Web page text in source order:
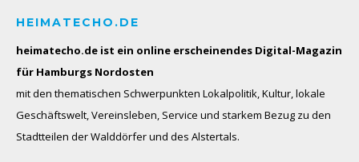
HEIMATECHO.DE
heimatecho.de ist ein online erscheinendes Digital-Magazin
für Hamburgs Nordosten
mit den thematischen Schwerpunkten Lokalpolitik, Kultur, lokale
Geschäftswelt, Vereinsleben, Service und starkem Bezug zu den
Stadtteilen der Walddörfer und des Alstertals.